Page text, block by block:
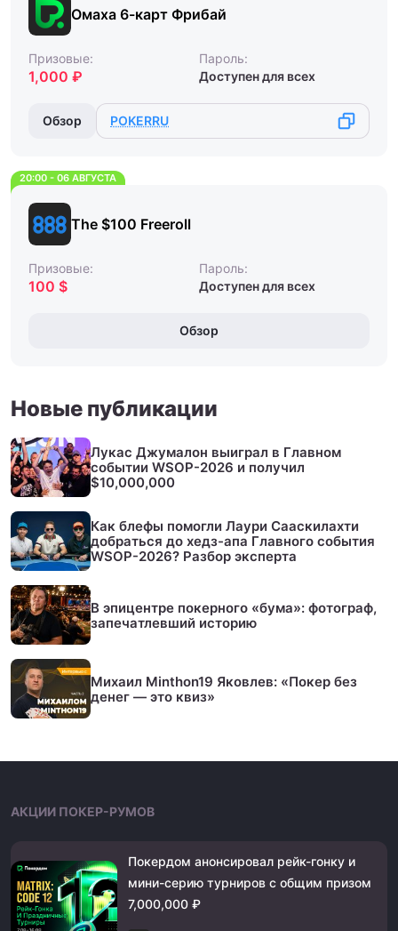
Омаха 6-карт Фрибай
Призовые:
1,000 ₽
Пароль:
Доступен для всех
Обзор POKERRU
20:00 - 06 АВГУСТА
The $100 Freeroll
Призовые:
100 $
Пароль:
Доступен для всех
Обзор
Новые публикации
Лукас Джумалон выиграл в Главном
событии WSOP-2026 и получил
$10,000,000
Как блефы помогли Лаури Сааскилахти
добраться до хедз-апа Главного события
WSOP-2026? Разбор эксперта
В эпицентре покерного «бума»: фотограф,
запечатлевший историю
Михаил Minthon19 Яковлев: «Покер без
денег — это квиз»
АКЦИИ ПОКЕР-РУМОВ
Покердом анонсировал рейк-гонку и
мини-серию турниров с общим призом
7,000,000 ₽